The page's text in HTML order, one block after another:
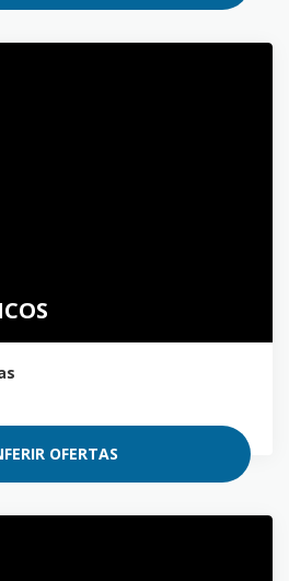
OFERTAS